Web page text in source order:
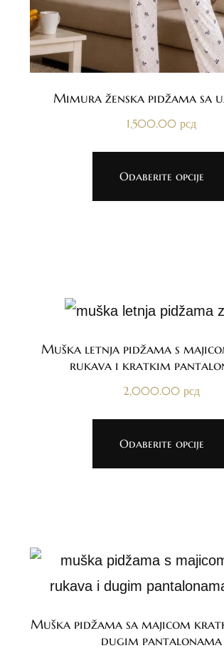
Mimura ženska pidžama sa
1,500.00 рсд
Odaberite opcije
Muška letnja pidžama s
rukava i kratkim
2,000.00 рсд
Odaberite opcije
Muška pidžama sa majicom
dugim pantalonama